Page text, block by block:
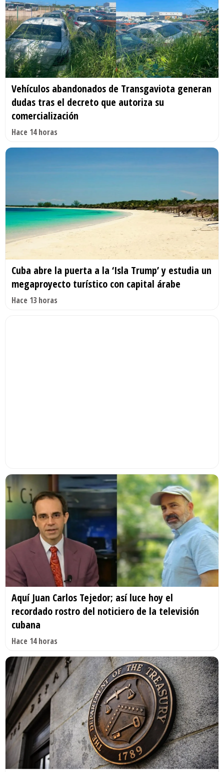
Vehículos abandonados de Transgaviota generan
dudas tras el decreto que autoriza su
comercialización
Hace 14 horas
Cuba abre la puerta a la ‘Isla Trump’ y estudia un
megaproyecto turístico con capital árabe
Hace 13 horas
Aquí Juan Carlos Tejedor; así luce hoy el
recordado rostro del noticiero de la televisión
cubana
Hace 14 horas